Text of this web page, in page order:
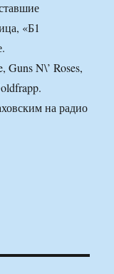
«Б1
Guns N\’ Roses,
на радио